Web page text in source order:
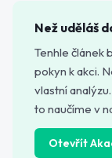
Než uděláš
Tenhle článek
pokyn k akci.
vlastní
to naučíme v
Otevřít